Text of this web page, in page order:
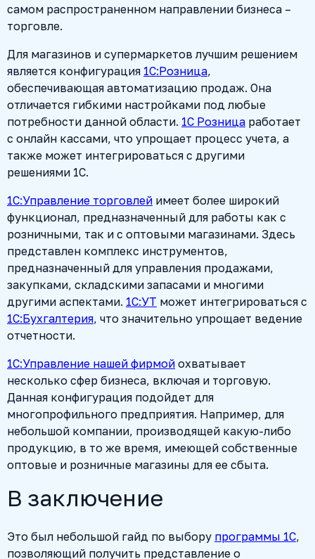
самом распространенном направлении бизнеса –
торговле.
Для магазинов и супермаркетов лучшим решением
является конфигурация 1С:Розница,
обеспечивающая автоматизацию продаж. Она
отличается гибкими настройками под любые
потребности данной области. 1С Розница работает
с онлайн кассами, что упрощает процесс учета, а
также может интегрироваться с другими
решениями 1С.
1С:Управление торговлей имеет более широкий
функционал, предназначенный для работы как с
розничными, так и с оптовыми магазинами. Здесь
представлен комплекс инструментов,
предназначенный для управления продажами,
закупками, складскими запасами и многими
другими аспектами. 1С:УТ может интегрироваться с
1С:Бухгалтерия, что значительно упрощает ведение
отчетности.
1С:Управление нашей фирмой охватывает
несколько сфер бизнеса, включая и торговую.
Данная конфигурация подойдет для
многопрофильного предприятия. Например, для
небольшой компании, производящей какую-либо
продукцию, в то же время, имеющей собственные
оптовые и розничные магазины для ее сбыта.
В заключение
Это был небольшой гайд по выбору программы 1С,
позволяющий получить представление о